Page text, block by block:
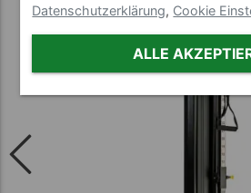
Datenschutzerklärung, Cookie
ALLE